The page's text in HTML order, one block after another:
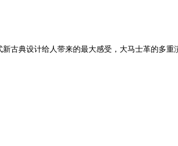
典设计给人带来的最大感受，大马士革的多重